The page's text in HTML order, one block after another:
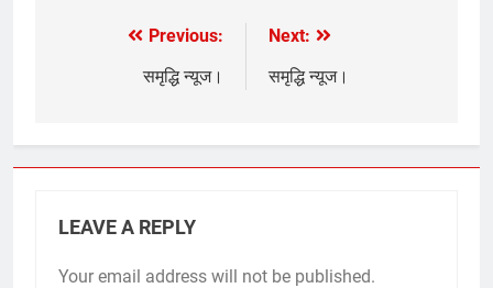
navigation
Previous:
समृद्धि न्यूज।
Next:
समृद्धि न्यूज।
LEAVE A REPLY
Your email address will not be published.